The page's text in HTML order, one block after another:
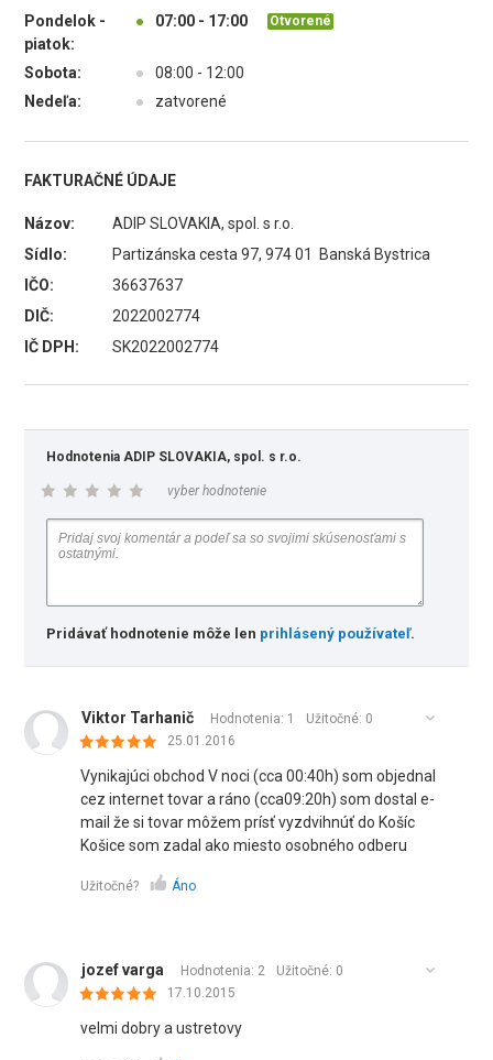
Pondelok -
piatok:
● 07:00 - 17:00 Otvorené
Sobota: ●
08:00 - 12:00
Nedeľa:
● zatvorené
FAKTURAČNÉ ÚDAJE
Názov:
ADIP SLOVAKIA, spol. s r.o.
Sídlo:
Partizánska cesta 97, 974 01 Banská Bystrica
IČO:
36637637
DIČ:
2022002774
IČ DPH:
SK2022002774
Hodnotenia ADIP SLOVAKIA, spol. s r.o.
vyber hodnotenie
Pridávať hodnotenie môže len prihlásený používateľ.
Viktor Tarhanič Hodnotenia: 1 Užitočné: 0
25.01.2016
Vynikajúci obchod V noci (cca 00:40h) som objednal
cez internet tovar a ráno (cca09:20h) som dostal e-
mail že si tovar môžem prísť vyzdvihnúť do Košíc
Košice som zadal ako miesto osobného odberu
Užitočné? Áno
jozef varga Hodnotenia: 2 Užitočné: 0
17.10.2015
velmi dobry a ustretovy